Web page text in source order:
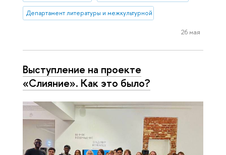
Департамент литературы и межкультурной коммуникации
26 мая
Выступление на проекте
«Слияние». Как это было?